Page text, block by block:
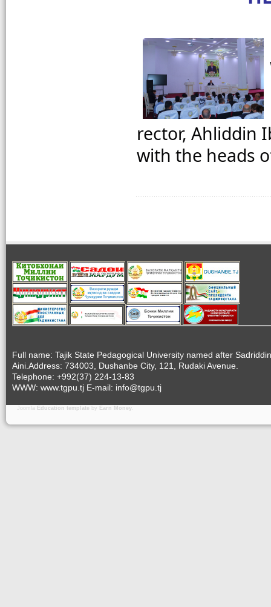
rector, Ahliddin
with the heads
Full name: Tajik State Pedagogical University named after Sadriddin
Aini.Address: 734003, Dushanbe City, 121, Rudaki Avenue.
Telephone: +992(37) 224-13-83
WWW: www.tgpu.tj E-mail: info@tgpu.tj
Joomla Education template by Earn Money.